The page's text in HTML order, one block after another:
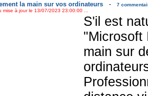
la main sur vos ordinateurs-
7
mise à jour le 13/07/2023 23:00:00 ...
S'il est
"Microsoft
main sur